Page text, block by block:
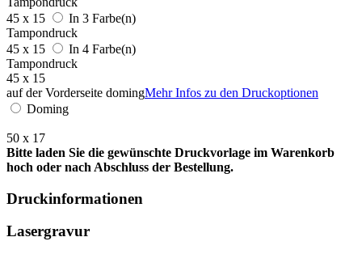
45 x 15
In 3 Farbe(n)
Tampondruck
45 x 15
In 4 Farbe(n)
Tampondruck
45 x 15
auf der Vorderseite domingMehr Infos zu den Druckoptionen
Doming
50 x 17
Bitte laden Sie die gewünschte Druckvorlage im Warenkorb
hoch oder nach Abschluss der Bestellung.
Druckinformationen
Lasergravur